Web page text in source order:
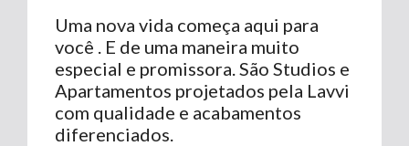
Uma nova vida começa aqui para
você . E de uma maneira muito
especial e promissora. São Studios e
Apartamentos projetados pela Lavvi
com qualidade e acabamentos
diferenciados.